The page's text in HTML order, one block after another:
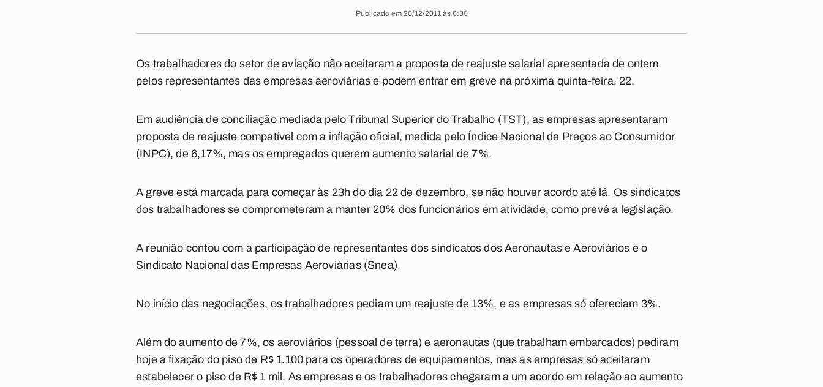
Publicado em 20/12/2011 às 6:30
Os trabalhadores do setor de aviação não aceitaram a proposta de reajuste salarial apresentada de ontem
pelos representantes das empresas aeroviárias e podem entrar em greve na próxima quinta-feira, 22.
Em audiência de conciliação mediada pelo Tribunal Superior do Trabalho (TST), as empresas apresentaram
proposta de reajuste compatível com a inflação oficial, medida pelo Índice Nacional de Preços ao Consumidor
(INPC), de 6,17%, mas os empregados querem aumento salarial de 7%.
A greve está marcada para começar às 23h do dia 22 de dezembro, se não houver acordo até lá. Os sindicatos
dos trabalhadores se comprometeram a manter 20% dos funcionários em atividade, como prevê a legislação.
A reunião contou com a participação de representantes dos sindicatos dos Aeronautas e Aeroviários e o
Sindicato Nacional das Empresas Aeroviárias (Snea).
No início das negociações, os trabalhadores pediam um reajuste de 13%, e as empresas só ofereciam 3%.
Além do aumento de 7%, os aeroviários (pessoal de terra) e aeronautas (que trabalham embarcados) pediram
hoje a fixação do piso de R$ 1.100 para os operadores de equipamentos, mas as empresas só aceitaram
estabelecer o piso de R$ 1 mil. As empresas e os trabalhadores chegaram a um acordo em relação ao aumento